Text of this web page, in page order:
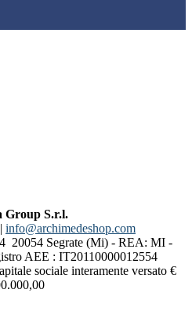
Group S.r.l.
| info@archimedeshop.com
20054 Segrate (Mi) - REA: MI -
AEE : IT20110000012554
sociale interamente versato €